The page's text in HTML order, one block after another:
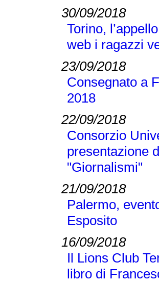
30/09/2018
Torino,
web i ragazzi
23/09/2018
Consegnato a
2018
22/09/2018
Consorzio
presentazione
"Giornalismi"
21/09/2018
Palermo,
Esposito
16/09/2018
Il Lions Club
libro di